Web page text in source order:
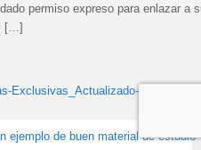
permiso expreso para enlazar a
[…]
Exclusivas_Actualizado-a-
ejemplo de buen material de estudio